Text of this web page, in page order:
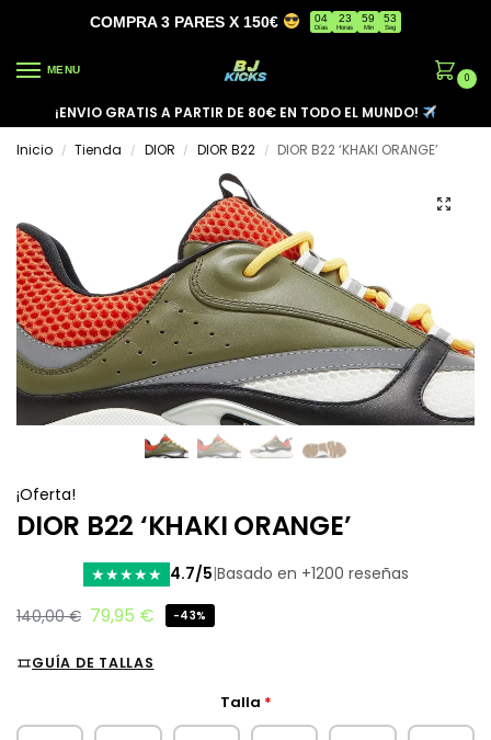
COMPRA 3 PARES X 150€ 04
Días
23
Horas
59
Min
53
Seg
MENU
0
¡ENVIO GRATIS A PARTIR DE 80€ EN TODO EL MUNDO!
Inicio
/ Tienda / DIOR / DIOR B22 / DIOR B22 ‘KHAKI ORANGE’
¡Oferta!
DIOR B22 ‘KHAKI ORANGE’
★★★★★ 4.7/5|Basado en +1200 reseñas
140,00€ 79,95 € -43%
GUÍA DE TALLAS
Talla *